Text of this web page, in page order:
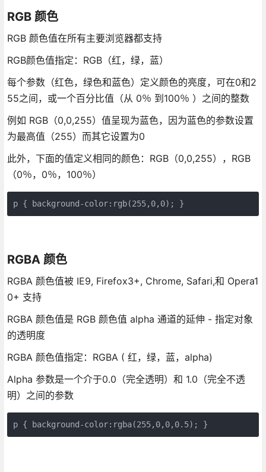
RGB 颜色
RGB 颜色值在所有主要浏览器都支持
RGB颜色值指定：RGB（红，绿，蓝）
每个参数（红色，绿色和蓝色）定义颜色的亮度，可在0和2
55之间，或一个百分比值（从 0％ 到100％ ）之间的整数
例如 RGB（0,0,255）值呈现为蓝色，因为蓝色的参数设置
为最高值（255）而其它设置为0
此外，下面的值定义相同的颜色：RGB（0,0,255），RGB
（0％，0％，100％）
RGBA 颜色
RGBA 颜色值被 IE9, Firefox3+, Chrome, Safari,和 Opera1
0+ 支持
RGBA 颜色值是 RGB 颜色值 alpha 通道的延伸 - 指定对象
的透明度
RGBA 颜色值指定：RGBA ( 红，绿，蓝，alpha)
Alpha 参数是一个介于0.0（完全透明）和 1.0（完全不透
明）之间的参数